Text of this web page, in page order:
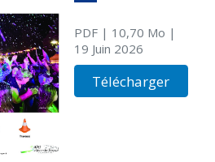
PDF| 10,70 Mo |
19 Juin 2026
Télécharger